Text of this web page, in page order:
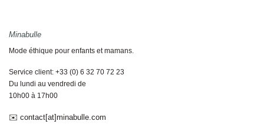
Minabulle
Mode éthique pour enfants et mamans.
Service client: +33 (0) 6 32 70 72 23
Du lundi au vendredi de
10h00 à 17h00
✉️ contact[at]minabulle.com